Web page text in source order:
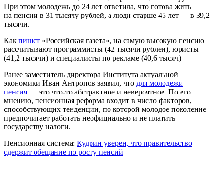
При этом молодежь до 24 лет ответила, что готова жить
на пенсии в 31 тысячу рублей, а люди старше 45 лет — в 39,2
тысячи.
Как пишет «Российская газета», на самую высокую пенсию
рассчитывают программисты (42 тысячи рублей), юристы
(41,2 тысячи) и специалисты по рекламе (40,6 тысяч).
Ранее заместитель директора Института актуальной
экономики Иван Антропов заявил, что для молодежи
пенсия — это что-то абстрактное и невероятное. По его
мнению, пенсионная реформа входит в число факторов,
способствующих тенденции, по которой молодое поколение
предпочитает работать неофициально и не платить
государству налоги.
Пенсионная система: Кудрин уверен, что правительство
сдержит обещание по росту пенсий